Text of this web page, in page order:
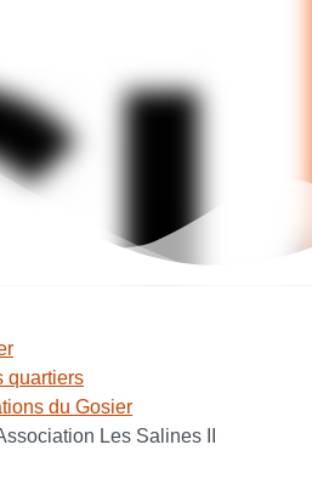
quartiers
du Gosier
Les Salines II